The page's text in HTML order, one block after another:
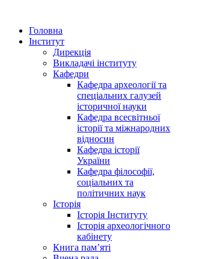
Головна
Інститут
Дирекція
Викладачі інституту
Кафедри
Кафедра археології та
спеціальних галузей
історичної науки
Кафедра всесвітньої
історії та міжнародних
відносин
Кафедра історії
України
Кафедра філософії,
соціальних та
політичних наук
Історія
Історія Інституту
Історія археологічного
кабінету
Книга памʼяті